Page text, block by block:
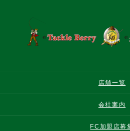
店舗一覧
会社案内
FC加盟店募